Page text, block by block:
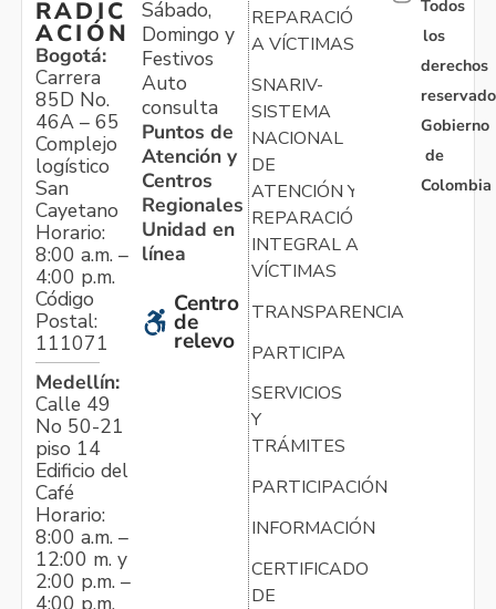
RADIC
ACIÓN
Bogotá:
Carrera
85D No.
46A – 65
Complejo
logístico
San
Cayetano
Horario:
8:00 a.m. –
4:00 p.m.
Código
Postal:
111071
Medellín:
Calle 49
No 50-21
piso 14
Edificio del
Café
Horario:
8:00 a.m. –
12:00 m. y
2:00 p.m. –
4:00 p.m.
Sábado,
Domingo y
Festivos
Auto
consulta
Puntos de
Atención y
Centros
Regionales
Unidad en
línea
Centro
de
relevo
REPARACIÓN
A VÍCTIMAS
SNARIV-
SISTEMA
NACIONAL
DE
ATENCIÓN Y
REPARACIÓN
INTEGRAL A
VÍCTIMAS
TRANSPARENCIA
PARTICIPA
SERVICIOS
Y
TRÁMITES
PARTICIPACIÓN
INFORMACIÓN
CERTIFICADO
DE
Todos
los
derechos
Gobierno
de
Colombia